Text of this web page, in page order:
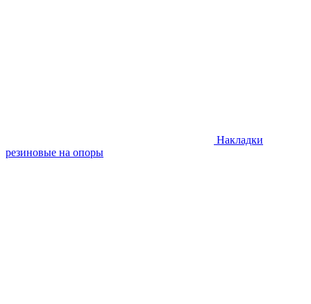
Накладки
резиновые на опоры